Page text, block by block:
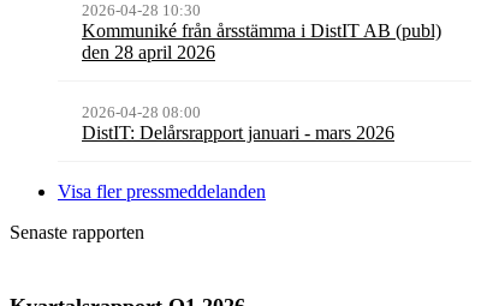
2026-04-28 10:30
Kommuniké från årsstämma i DistIT AB (publ)
den 28 april 2026
2026-04-28 08:00
DistIT: Delårsrapport januari - mars 2026
Visa fler pressmeddelanden
Senaste rapporten